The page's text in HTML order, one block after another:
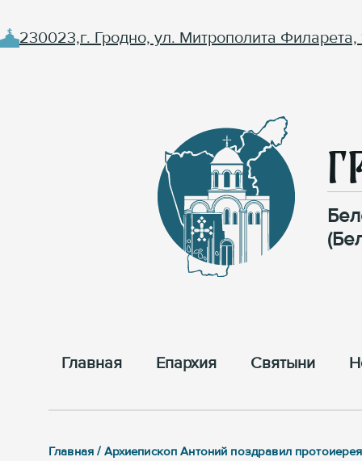
230023,г. Гродно, ул. Митрополита Филарета,
Главная Епархия Cвятыни
Главная / Архиепископ Антоний поздравил